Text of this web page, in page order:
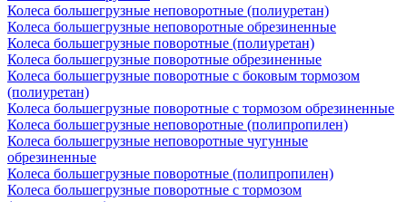
Колеса большегрузные неповоротные (полиуретан)
Колеса большегрузные неповоротные обрезиненные
Колеса большегрузные поворотные (полиуретан)
Колеса большегрузные поворотные обрезиненные
Колеса большегрузные поворотные с боковым тормозом
(полиуретан)
Колеса большегрузные поворотные с тормозом обрезиненные
Колеса большегрузные неповоротные (полипропилен)
Колеса большегрузные неповоротные чугунные
обрезиненные
Колеса большегрузные поворотные (полипропилен)
Колеса большегрузные поворотные с тормозом